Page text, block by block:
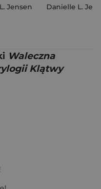
Jensen
Danielle L.
Waleczna
Klątwy